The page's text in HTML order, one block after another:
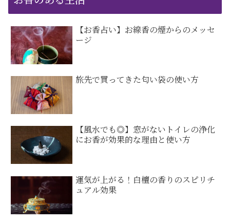
【お香占い】お線香の煙からのメッセ
ージ
旅先で買ってきた匂い袋の使い方
【風水でも◎】窓がないトイレの浄化
にお香が効果的な理由と使い方
運気が上がる！白檀の香りのスピリチ
ュアル効果